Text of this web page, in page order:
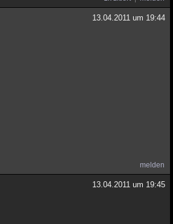
13.04.2011 um 19:44
melden
13.04.2011 um 19:45